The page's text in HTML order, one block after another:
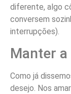
diferente, algo
conversem
interrupções).
Manter
Como já
desejo. Nos